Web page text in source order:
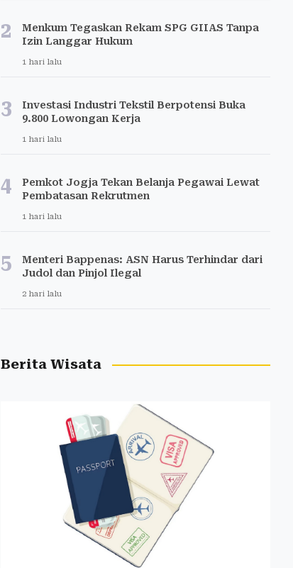
2
Menkum Tegaskan Rekam SPG GIIAS Tanpa
Izin Langgar Hukum
1 hari lalu
3
Investasi Industri Tekstil Berpotensi Buka
9.800 Lowongan Kerja
1 hari lalu
4
Pemkot Jogja Tekan Belanja Pegawai Lewat
Pembatasan Rekrutmen
1 hari lalu
5
Menteri Bappenas: ASN Harus Terhindar dari
Judol dan Pinjol Ilegal
2 hari lalu
Berita Wisata